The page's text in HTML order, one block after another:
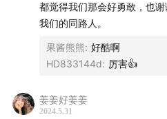
解锁放学以后《创作者手册：
解锁莫不谷《做一个“蓄意”的
许知远 / 广西师范大学出版社
都觉得我们那会好勇敢，也
我们的同路人。
果酱熊熊: 好酷啊
HD833144d: 厉害👍
姜姜好姜姜
2024.5.31